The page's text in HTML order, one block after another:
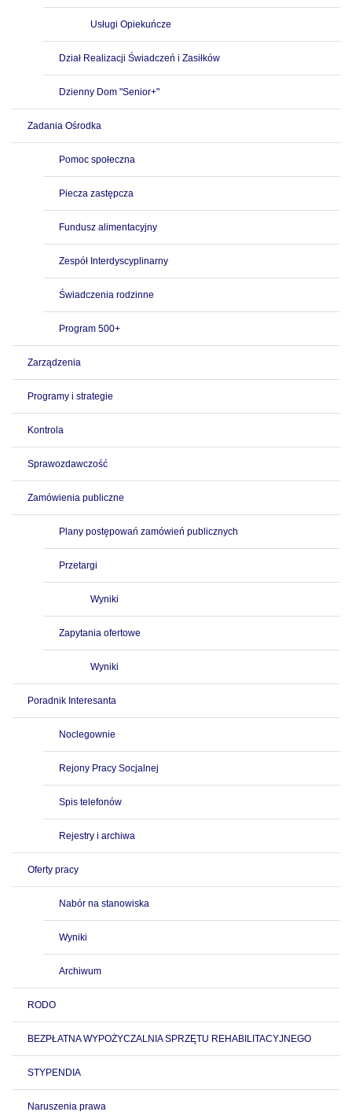
Usługi Opiekuńcze
Dział Realizacji Świadczeń i Zasiłków
Dzienny Dom "Senior+"
Zadania Ośrodka
Pomoc społeczna
Piecza zastępcza
Fundusz alimentacyjny
Zespół Interdyscyplinarny
Świadczenia rodzinne
Program 500+
Zarządzenia
Programy i strategie
Kontrola
Sprawozdawczość
Zamówienia publiczne
Plany postępowań zamówień publicznych
Przetargi
Wyniki
Zapytania ofertowe
Wyniki
Poradnik Interesanta
Noclegownie
Rejony Pracy Socjalnej
Spis telefonów
Rejestry i archiwa
Oferty pracy
Nabór na stanowiska
Wyniki
Archiwum
RODO
BEZPŁATNA WYPOŻYCZALNIA SPRZĘTU REHABILITACYJNEGO
STYPENDIA
Naruszenia prawa